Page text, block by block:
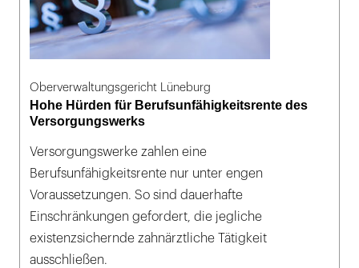
Oberverwaltungsgericht Lüneburg
Hohe Hürden für Berufsunfähigkeitsrente des
Versorgungswerks
Versorgungswerke zahlen eine
Berufsunfähigkeitsrente nur unter engen
Voraussetzungen. So sind dauerhafte
Einschränkungen gefordert, die jegliche
existenzsichernde zahnärztliche Tätigkeit
ausschließen.